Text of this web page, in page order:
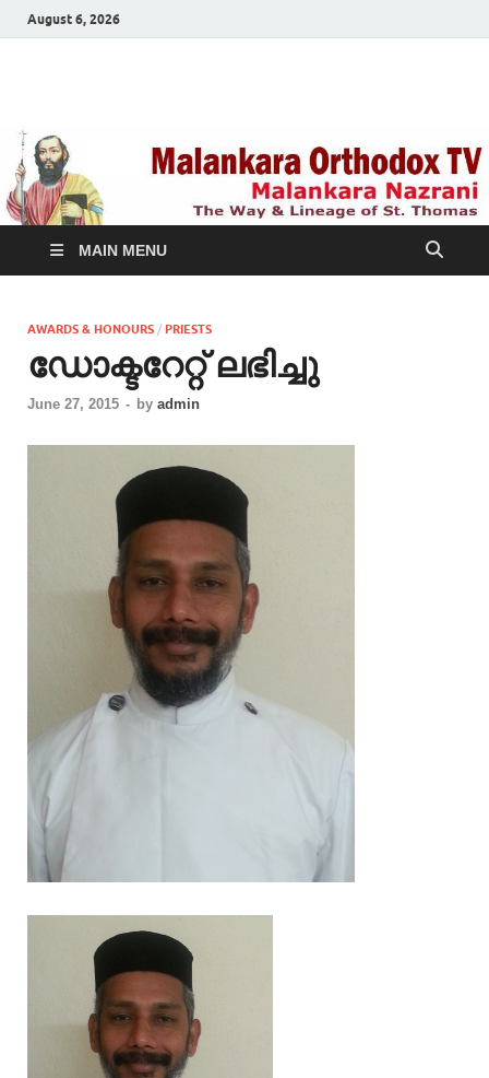
August 6, 2026
TV
MAIN MENU
AWARDS & HONOURS / PRIESTS
ഡോക്ടറേറ്റ് ലഭിച്ചു
June 27, 2015 - by admin